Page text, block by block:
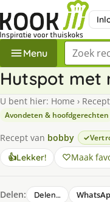
Menu Zoek een
Hutspot met
U bent hier: Home ›
Avondeten & hoofdgerechten
Recept van bobby
👍Lekker! Maak
Delen: Delen…